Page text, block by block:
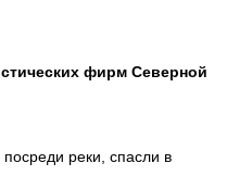
фирм Северной
реки, спасли в